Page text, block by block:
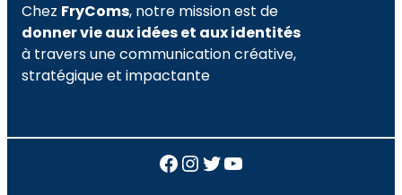
Chez FryComs, notre mission est de
donner vie aux idées et aux identités
à travers une communication créative,
stratégique et impactante
Facebook
Instagram
Twitter
YouTube